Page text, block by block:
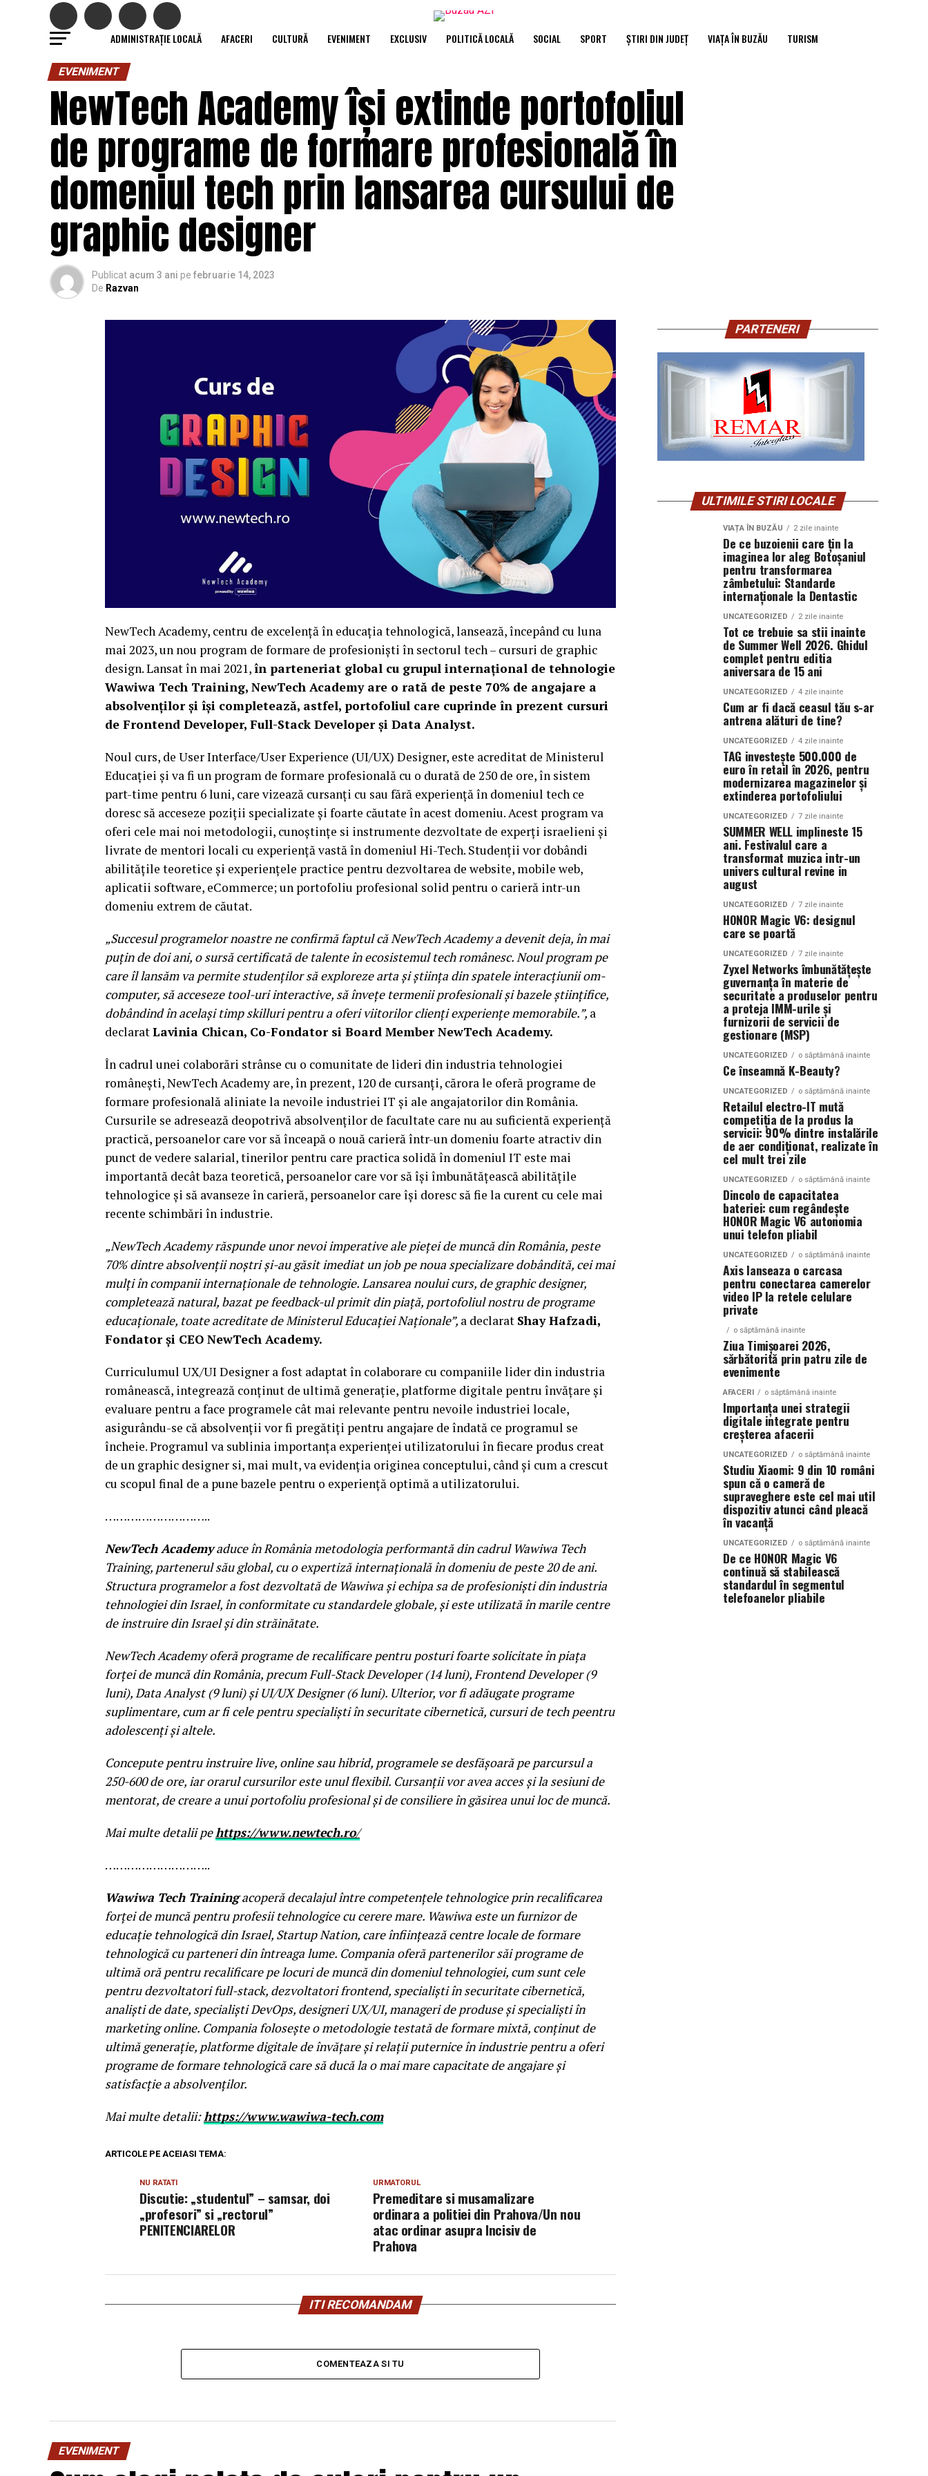
ADMINISTRAȚIE LOCALĂ AFACERI CULTURĂ EVENIMENT EXCLUSIV POLITICĂ LOCALĂ SOCIAL SPORT ȘTIRI DIN JUDEȚ VIAȚA ÎN BUZĂU TURISM
EVENIMENT
NewTech Academy își extinde portofoliul
de programe de formare profesională în
domeniul tech prin lansarea cursului de
graphic designer
Publicat acum 3 ani pe februarie 14, 2023
De Razvan
NewTech Academy, centru de excelență în educația tehnologică, lansează, începând cu luna
mai 2023, un nou program de formare de profesioniști în sectorul tech – cursuri de graphic
design. Lansat în mai 2021, în parteneriat global cu grupul internațional de tehnologie
Wawiwa Tech Training, NewTech Academy are o rată de peste 70% de angajare a
absolvenților și își completează, astfel, portofoliul care cuprinde în prezent cursuri
de Frontend Developer, Full-Stack Developer și Data Analyst.
Noul curs, de User Interface/User Experience (UI/UX) Designer, este acreditat de Ministerul
Educației și va fi un program de formare profesională cu o durată de 250 de ore, în sistem
part-time pentru 6 luni, care vizează cursanți cu sau fără experiență în domeniul tech ce
doresc să acceseze poziții specializate și foarte căutate în acest domeniu. Acest program va
oferi cele mai noi metodologii, cunoștințe si instrumente dezvoltate de experți israelieni și
livrate de mentori locali cu experiență vastă în domeniul Hi-Tech. Studenții vor dobândi
abilitățile teoretice și experiențele practice pentru dezvoltarea de website, mobile web,
aplicatii software, eCommerce; un portofoliu profesional solid pentru o carieră intr-un
domeniu extrem de căutat.
„Succesul programelor noastre ne confirmă faptul că NewTech Academy a devenit deja, în mai
puțin de doi ani, o sursă certificată de talente în ecosistemul tech românesc. Noul program pe
care îl lansămva permite studenților să exploreze arta și știința din spatele interacțiunii om-
computer, să acceseze tool-uri interactive, să învețe termenii profesionali și bazele științifice,
dobândind în același timp skilluri pentru a oferi viitorilor clienți experiențe memorabile.”, a
declaratLavinia Chican, Co-Fondator si Board Member NewTech Academy.
În cadrul unei colaborări strânse cu o comunitate de lideri din industria tehnologiei
românești, NewTech Academy are, în prezent, 120 de cursanți, cărora le oferă programe de
formare profesională aliniate la nevoile industriei IT și ale angajatorilor din România.
Cursurile se adresează deopotrivă absolvenților de facultate care nu au suficientă experiență
practică, persoanelor care vor să înceapă o nouă carieră într-un domeniu foarte atractiv din
punct de vedere salarial, tinerilor pentru care practica solidă în domeniul IT este mai
importantă decât baza teoretică, persoanelor care vor să își îmbunătățească abilitățile
tehnologice și să avanseze în carieră, persoanelor care își doresc să fie la curent cu cele mai
recente schimbări în industrie.
„NewTech Academy răspunde unor nevoi imperative ale pieței de muncă din România, peste
70% dintre absolvenții noștri și-au găsit imediat un job pe noua specializare dobândită, cei mai
mulți în companii internaționale de tehnologie. Lansarea noului curs, de graphic designer,
completează natural, bazat pe feedback-ul primit din piață, portofoliul nostru de programe
educaționale, toate acreditate de Ministerul Educației Naționale”, a declarat Shay Hafzadi,
Fondator și CEO NewTech Academy.
Curriculumul UX/UI Designer a fost adaptat în colaborare cu companiile lider din industria
românească, integrează conținut de ultimă generație, platforme digitale pentru învățare și
evaluare pentru a face programele cât mai relevante pentru nevoile industriei locale,
asigurându-se că absolvenții vor fi pregătiți pentru angajare de îndată ce programul se
încheie. Programul va sublinia importanța experienței utilizatorului în fiecare produs creat
de un graphic designer si, mai mult, va evidenția originea conceptului, când și cum a crescut
cu scopul final de a pune bazele pentru o experiență optimă a utilizatorului.
………………………..
NewTech Academyaduce în România metodologia performantă din cadrul Wawiwa Tech
Training, partenerul său global, cu o expertiză internaţională în domeniu de peste 20 de ani.
Structura programelor a fost dezvoltată de Wawiwa şi echipa sa de profesionişti din industria
tehnologiei din Israel, în conformitate cu standardele globale, şi este utilizată în marile centre
de instruire din Israel şi din străinătate.
NewTech Academy oferă programe de recalificare pentru posturi foarte solicitate în piața
forței de muncă din România, precum Full-Stack Developer (14 luni), Frontend Developer (9
luni), Data Analyst (9 luni) şi UI/UX Designer (6 luni). Ulterior, vor fi adăugate programe
suplimentare, cum ar fi cele pentru specialişti în securitate cibernetică, cursuri de tech peentru
adolescenți şi altele.
Concepute pentru instruire live, online sau hibrid, programele se desfăşoară pe parcursul a
250-600 de ore, iar orarul cursurilor este unul flexibil. Cursanţii vor avea acces şi la sesiuni de
mentorat, de creare a unui portofoliu profesional şi de consiliere în găsirea unui loc de muncă.
Mai multe detalii pehttps://www.newtech.ro/
………………………..
Wawiwa Tech Trainingacoperă decalajul între competențele tehnologice prin recalificarea
forței de muncă pentru profesii tehnologice cu cerere mare. Wawiwa este un furnizor de
educație tehnologică din Israel, Startup Nation, care înființează centre locale de formare
tehnologică cu parteneri din întreaga lume. Compania oferă partenerilor săi programe de
ultimă oră pentru recalificare pe locuri de muncă din domeniul tehnologiei, cum sunt cele
pentru dezvoltatori full-stack, dezvoltatori frontend, specialiști în securitate cibernetică,
analiști de date, specialiști DevOps, designeri UX/UI, manageri de produse și specialiști în
marketing online. Compania folosește o metodologie testată de formare mixtă, conținut de
ultimă generație, platforme digitale de învățare și relații puternice în industrie pentru a oferi
programe de formare tehnologică care să ducă la o mai mare capacitate de angajare și
satisfacție a absolvenților.
Mai multe detalii:https://www.wawiwa-tech.com
ARTICOLE PE ACEIASI TEMA:
URMATORUL
Premeditare si musamalizare
ordinara a politiei din Prahova/Un nou
atac ordinar asupra Incisiv de
Prahova
NU RATATI
Discutie: „studentul” – samsar, doi
„profesori” si „rectorul”
PENITENCIARELOR
ITI RECOMANDAM
COMENTEAZA SI TU
EVENIMENT
PARTENERI
ULTIMILE STIRI LOCALE
VIAȚA ÎN BUZĂU 2 zile inainte
De ce buzoienii care țin la
imaginea lor aleg Botoșaniul
pentru transformarea
zâmbetului: Standarde
internaționale la Dentastic
UNCATEGORIZED 2 zile inainte
Tot ce trebuie sa stii inainte
de Summer Well 2026. Ghidul
complet pentru editia
aniversara de 15 ani
UNCATEGORIZED 4 zile inainte
Cum ar fi dacă ceasul tău s-ar
antrena alături de tine?
UNCATEGORIZED 4 zile inainte
TAG investește 500.000 de
euro în retail în 2026, pentru
modernizarea magazinelor și
extinderea portofoliului
UNCATEGORIZED 7 zile inainte
SUMMER WELL implineste 15
ani. Festivalul care a
transformat muzica intr-un
univers cultural revine in
august
UNCATEGORIZED 7 zile inainte
HONOR Magic V6: designul
care se poartă
UNCATEGORIZED 7 zile inainte
Zyxel Networks îmbunătățește
guvernanța în materie de
securitate a produselor pentru
a proteja IMM-urile și
furnizorii de servicii de
gestionare (MSP)
UNCATEGORIZED o săptămână inainte
Ce înseamnă K-Beauty?
UNCATEGORIZED o săptămână inainte
Retailul electro-IT mută
competiția de la produs la
servicii: 90% dintre instalările
de aer condiționat, realizate în
cel mult trei zile
UNCATEGORIZED o săptămână inainte
Dincolo de capacitatea
bateriei: cum regândește
HONOR Magic V6 autonomia
unui telefon pliabil
UNCATEGORIZED o săptămână inainte
Axis lanseaza o carcasa
pentru conectarea camerelor
video IP la retele celulare
private
o săptămână inainte
Ziua Timișoarei 2026,
sărbătorită prin patru zile de
evenimente
AFACERI o săptămână inainte
Importanța unei strategii
digitale integrate pentru
creșterea afacerii
UNCATEGORIZED o săptămână inainte
Studiu Xiaomi: 9 din 10 români
spun că o cameră de
supraveghere este cel mai util
dispozitiv atunci când pleacă
în vacanță
UNCATEGORIZED o săptămână inainte
De ce HONOR Magic V6
continuă să stabilească
standardul în segmentul
telefoanelor pliabile